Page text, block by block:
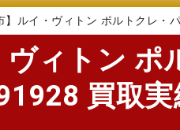
】ルイ・ヴィトン ポルトクレ
ヴィトン
買取